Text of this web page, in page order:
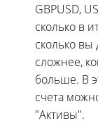
GBPUSD,
сколько в
сколько
сложнее,
больше. В
счета
"Активы".